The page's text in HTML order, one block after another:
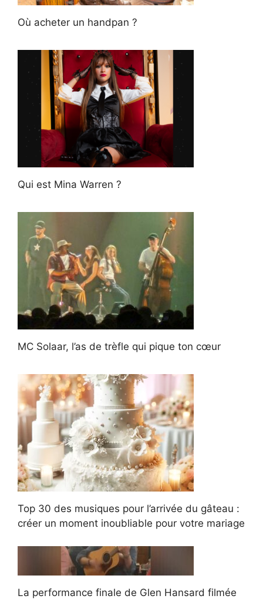
Où acheter un handpan ?
Qui est Mina Warren ?
MC Solaar, l’as de trèfle qui pique ton cœur
Top 30 des musiques pour l’arrivée du gâteau :
créer un moment inoubliable pour votre mariage
La performance finale de Glen Hansard filmée